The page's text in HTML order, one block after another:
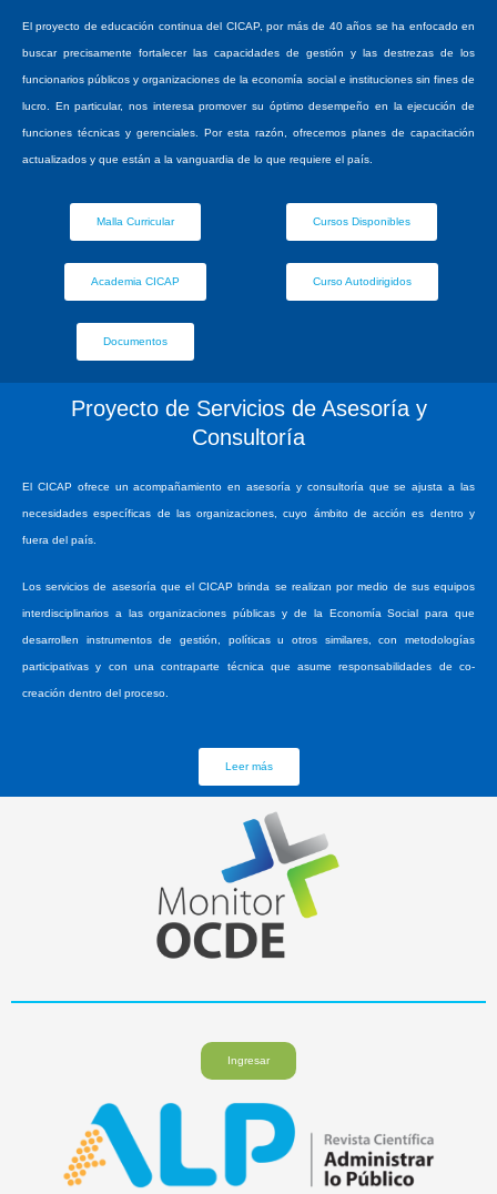
El proyecto de educación continua del CICAP, por más de 40 años se ha enfocado en
buscar precisamente fortalecer las capacidades de gestión y las destrezas de los
funcionarios públicos y organizaciones de la economía social e instituciones sin fines de
lucro. En particular, nos interesa promover su óptimo desempeño en la ejecución de
funciones técnicas y gerenciales. Por esta razón, ofrecemos planes de capacitación
actualizados y que están a la vanguardia de lo que requiere el país.
Malla Curricular Cursos Disponibles
Academia CICAP Curso Autodirigidos
Documentos
Proyecto de Servicios de Asesoría y
Consultoría
El CICAP ofrece un acompañamiento en asesoría y consultoría que se ajusta a las
necesidades específicas de las organizaciones, cuyo ámbito de acción es dentro y
fuera del país.
Los servicios de asesoría que el CICAP brinda se realizan por medio de sus equipos
interdisciplinarios a las organizaciones públicas y de la Economía Social para que
desarrollen instrumentos de gestión, políticas u otros similares, con metodologías
participativas y con una contraparte técnica que asume responsabilidades de co-
creación dentro del proceso.
Leer más
Ingresar